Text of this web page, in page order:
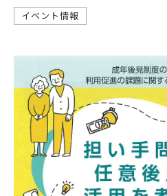
イベント情報